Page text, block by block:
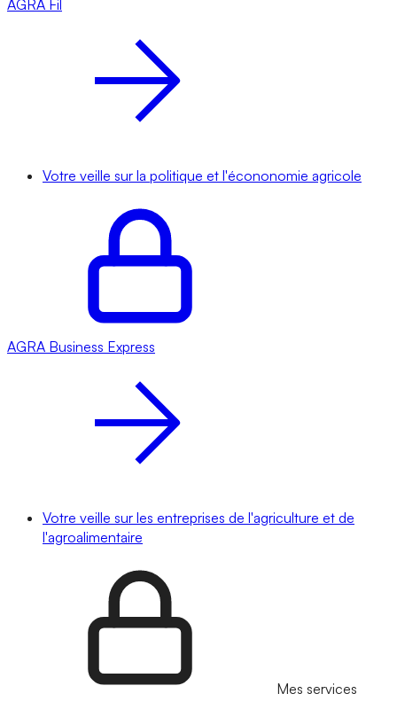
AGRA Fil
Votre veille sur la politique et l'écononomie agricole
AGRA Business Express
Votre veille sur les entreprises de l'agriculture et de
l'agroalimentaire
Mes services